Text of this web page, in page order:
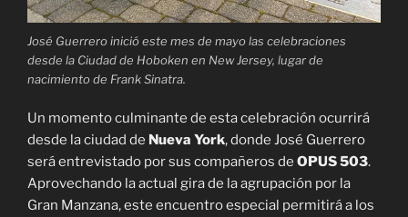
José Guerrero inició este mes de mayo las celebraciones
desde la Ciudad de Hoboken en New Jersey, lugar de
nacimiento de Frank Sinatra.
Un momento culminante de esta celebración ocurrirá
desde la ciudad de Nueva York, donde José Guerrero
será entrevistado por sus compañeros de OPUS 503.
Aprovechando la actual gira de la agrupación por la
Gran Manzana, este encuentro especial permitirá a los